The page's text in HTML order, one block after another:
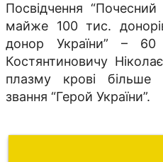
Посвідчення
майже 100 тис.
донор України” –
Костянтиновичу
плазму крові більше
звання “Герой України”.